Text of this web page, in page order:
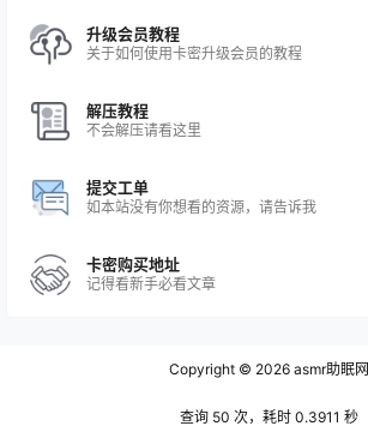
升级会员教程
关于如何使用卡密升级会员的教程
解压教程
不会解压请看这里
提交工单
如本站没有你想看的资源，请告诉我
卡密购买地址
记得看新手必看文章
Copyright © 2026asmr助眠网
查询 50 次，耗时 0.3911 秒